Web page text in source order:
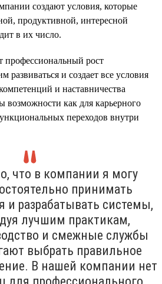
создают условия, которые
продуктивной, интересной
в их число.
профессиональный рост
развиваться и создает все условия
и наставничества
возможности как для карьерного
переходов внутри
что в компании я могу
принимать
и разрабатывать системы,
лучшим практикам,
и смежные службы
выбрать правильное
В нашей компании нет